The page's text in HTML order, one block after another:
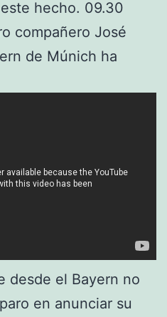
hecho. 09.30
compañero José
de Múnich ha
desde el Bayern no
en anunciar su